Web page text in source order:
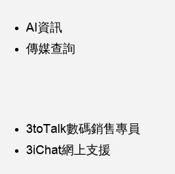
AI資訊
傳媒查詢
3toTalk數碼銷售專員
3iChat網上支援